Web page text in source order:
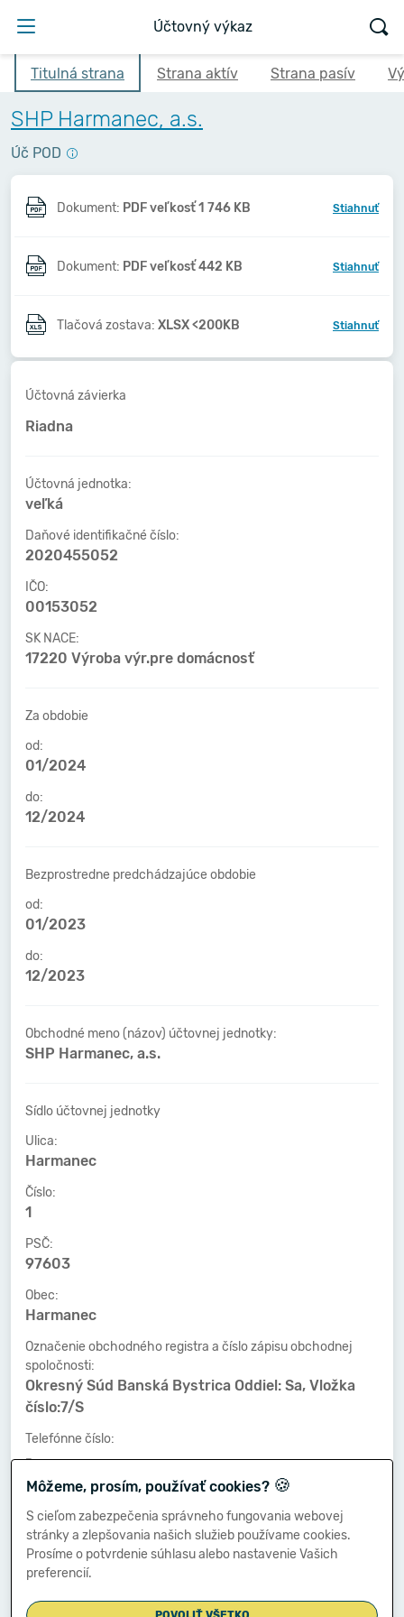
Účtovný výkaz
Titulná strana Strana aktív Strana pasív
SHP Harmanec, a.s.
Úč POD
Dokument: PDF veľkosť 1 746 KB Stiahnuť
Dokument: PDF veľkosť 442 KB Stiahnuť
Tlačová zostava: XLSX <200KB Stiahnuť
Účtovná závierka
Riadna
Účtovná jednotka:
veľká
Daňové identifikačné číslo:
2020455052
IČO:
00153052
SK NACE:
17220 Výroba výr.pre domácnosť
Za obdobie
od:
01/2024
do:
12/2024
Bezprostredne predchádzajúce obdobie
od:
01/2023
do:
12/2023
Obchodné meno (názov) účtovnej jednotky:
SHP Harmanec, a.s.
Sídlo účtovnej jednotky
Ulica:
Harmanec
Číslo:
1
PSČ:
97603
Obec:
Harmanec
Označenie obchodného registra a číslo zápisu obchodnej
spoločnosti:
Okresný Súd Banská Bystrica Oddiel: Sa, Vložka
číslo:7/S
Telefónne číslo:
-
Faxové číslo:
-
E-mailová adresa:
-
Môžeme, prosím, používať cookies? 🍪
S cieľom zabezpečenia správneho fungovania webovej
stránky a zlepšovania našich služieb používame cookies.
Prosíme o potvrdenie súhlasu alebo nastavenie Vašich
preferencií.